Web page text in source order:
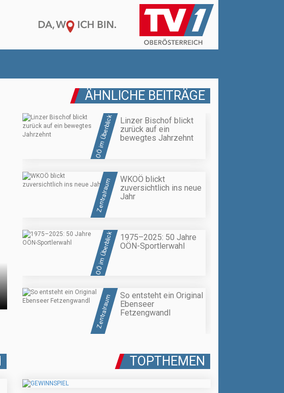
ÄHNLICHE BEITRÄGE
OÖ im Überblick
Linzer Bischof blickt
zurück auf ein
bewegtes Jahrzehnt
Zentralraum
WKOÖ blickt
zuversichtlich ins neue
Jahr
OÖ im Überblick
1975–2025: 50 Jahre
OÖN-Sportlerwahl
Zentralraum
So entsteht ein Original
Ebenseer
Fetzengwandl
TOPTHEMEN